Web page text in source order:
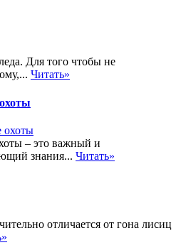
Для того чтобы не
Читать»
– это важный и
знания... Читать»
отличается от гона лисиц